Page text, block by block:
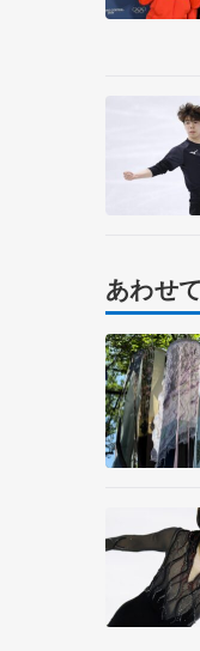
あわせ